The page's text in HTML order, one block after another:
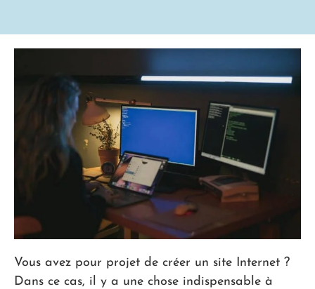
Vous avez pour projet de créer un site Internet ?
Dans ce cas, il y a une chose indispensable à